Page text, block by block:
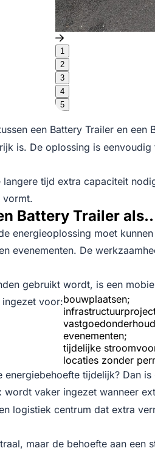
1
2
3
4
5
een Battery Trailer en
is. De oplossing is
tijd extra capaciteit
vormt.
Battery Trailer
energieoplossing moet
evenementen. De
gebruikt wordt, is een
ingezet voor:bouwplaatsen;
evenementen;
tijdelijke
locaties zonder
tijdelijk? Dan
wordt vaker ingezet wanneer
logistiek centrum dat extra
maar de behoefte aan een